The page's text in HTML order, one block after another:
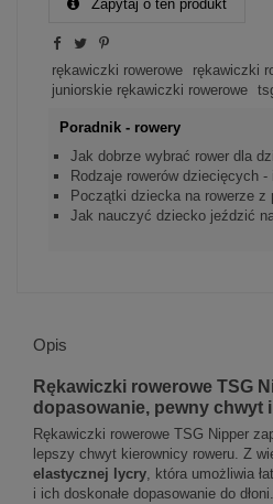
Zapytaj o ten produkt
rękawiczki rowerowe rękawiczki
juniorskie rękawiczki rowerowe
Poradnik - rowery
Jak dobrze wybrać rower dla
Rodzaje rowerów dziecięcych
Początki dziecka na rowerze z
Jak nauczyć dziecko jeździć
Opis
Rękawiczki rowerowe TSG
dopasowanie, pewny chwyt
Rękawiczki rowerowe TSG Nipper
lepszy chwyt kierownicy roweru. Z
elastycznej lycry, która umożliwia
i ich doskonałe dopasowanie do